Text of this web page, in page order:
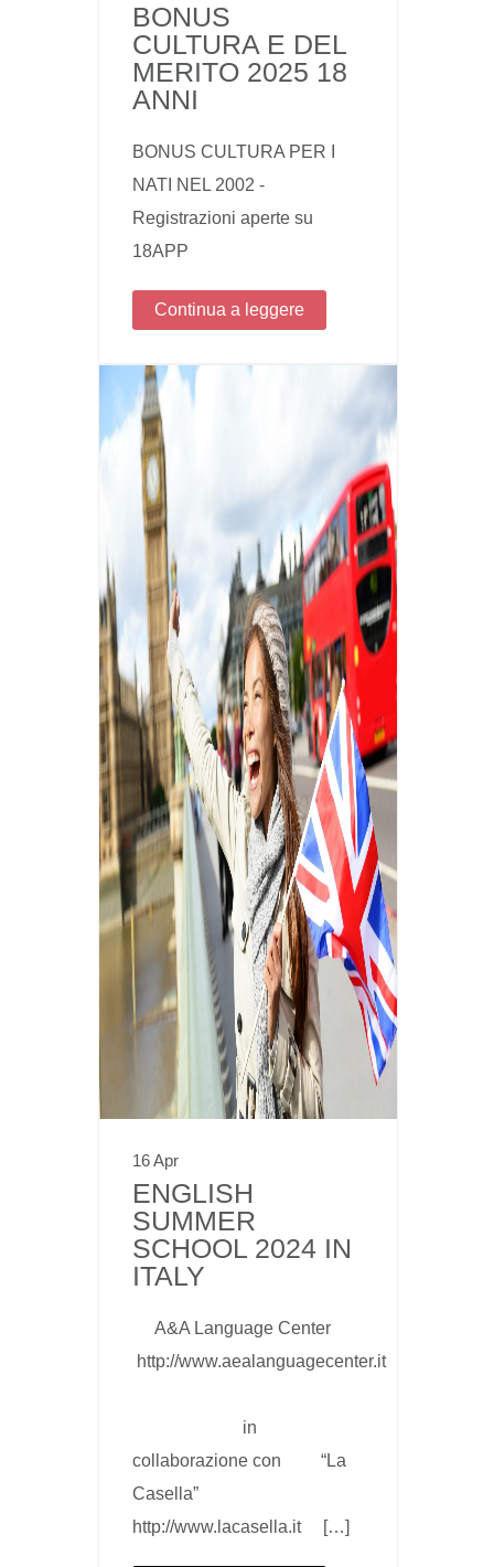
BONUS
CULTURA E DEL
MERITO 2025 18
ANNI
BONUS CULTURA PER I
NATI NEL 2002 -
Registrazioni aperte su
18APP
Continua a leggere
16 Apr
ENGLISH
SUMMER
SCHOOL 2024 IN
ITALY
A&A Language Center
http://www.aealanguagecenter.it
in
collaborazione con “La
Casella”
http://www.lacasella.it […]